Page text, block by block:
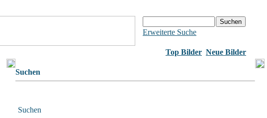
Erweiterte Suche
Top Bilder Neue Bilder
Suchen
Suchen